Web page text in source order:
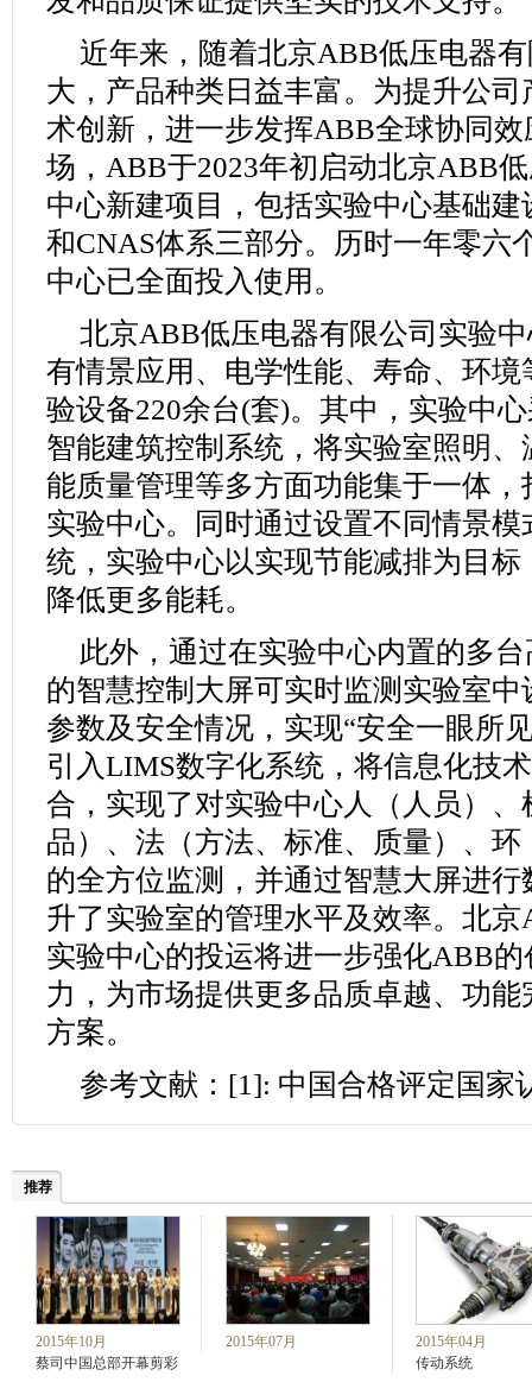
近年来，随着北京ABB低压电器
大，产品种类日益丰富。为提升公
术创新，进一步发挥ABB全球协同
场，ABB于2023年初启动北京ABB
中心新建项目，包括实验中心基础
和CNAS体系三部分。历时一年零六
中心已全面投入使用。
北京ABB低压电器有限公司实验
有情景应用、电学性能、寿命、环
验设备220余台(套)。其中，实验中
智能建筑控制系统，将实验室照明
能质量管理等多方面功能集于一体
实验中心。同时通过设置不同情景
统，实验中心以实现节能减排为目
降低更多能耗。
此外，通过在实验中心内置的多
的智慧控制大屏可实时监测实验室
参数及安全情况，实现“安全一眼所
引入LIMS数字化系统，将信息化技
合，实现了对实验中心人（人员）
品）、法（方法、标准、质量）、
的全方位监测，并通过智慧大屏进
升了实验室的管理水平及效率。北
实验中心的投运将进一步强化ABB
力，为市场提供更多品质卓越、功
方案。
参考文献：[1]: 中国合格评定国家
推荐
2015年10月
蔡司中国总部开幕剪彩
2015年07月
2015年04月
传动系统